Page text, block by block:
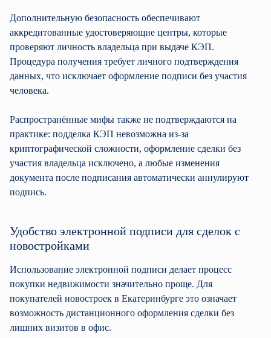
Дополнительную безопасность обеспечивают
аккредитованные удостоверяющие центры, которые
проверяют личность владельца при выдаче КЭП.
Процедура получения требует личного подтверждения
данных, что исключает оформление подписи без участия
человека.
Распространённые мифы также не подтверждаются на
практике: подделка КЭП невозможна из-за
криптографической сложности, оформление сделки без
участия владельца исключено, а любые изменения
документа после подписания автоматически аннулируют
подпись.
Удобство электронной подписи для сделок с
новостройками
Использование электронной подписи делает процесс
покупки недвижимости значительно проще. Для
покупателей новостроек в Екатеринбурге это означает
возможность дистанционного оформления сделки без
лишних визитов в офис.